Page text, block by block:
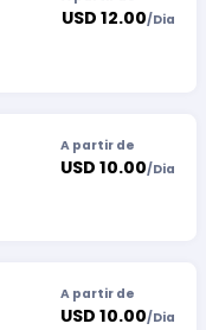
USD 12.00/Dia
A partir de
USD 10.00/Dia
A partir de
USD 10.00/Dia